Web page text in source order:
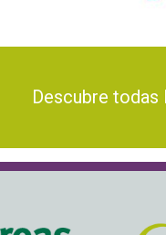
Descubre todas